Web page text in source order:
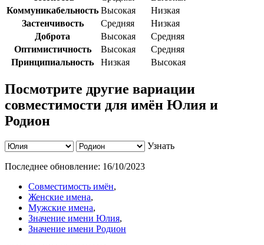
Коммуникабельность Высокая
Низкая
Застенчивость
Средняя
Низкая
Доброта
Высокая
Средняя
Оптимистичность
Высокая
Средняя
Принципиальность
Низкая Высокая
Посмотрите другие вариации
совместимости для имён Юлия и
Родион
Узнать
Последнее обновление: 16/10/2023
Совместимость имён,
Женские имена,
Мужские имена,
Значение имени Юлия,
Значение имени Родион